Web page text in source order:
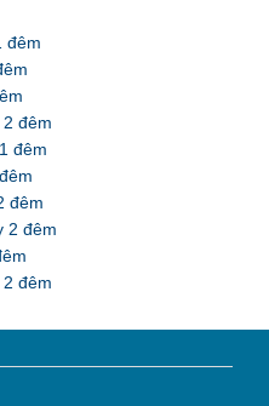
đêm
đêm
đêm
đêm
2 đêm
đêm